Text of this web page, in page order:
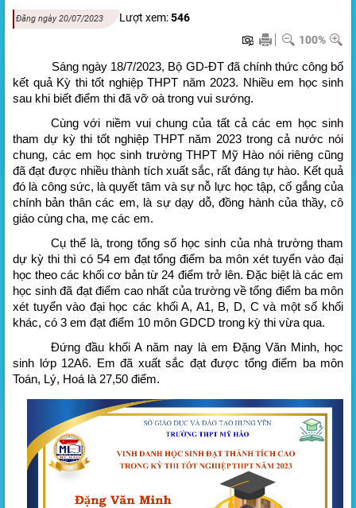
Đăng ngày 20/07/2023 Lượt xem:546
100%
Sáng ngày 18/7/2023, Bộ GD-ĐT đã chính thức công bố
kết quả Kỳ thi tốt nghiệp THPT năm 2023. Nhiều em học sinh
sau khi biết điểm thi đã vỡ oà trong vui sướng.
Cùng với niềm vui chung của tất cả các em học sinh
tham dự kỳ thi tốt nghiệp THPT năm 2023 trong cả nước nói
chung, các em học sinh trường THPT Mỹ Hào nói riêng cũng
đã đạt được nhiều thành tích xuất sắc, rất đáng tự hào. Kết quả
đó là công sức, là quyết tâm và sự nỗ lực học tập, cố gắng của
chính bản thân các em, là sự dạy dỗ, đồng hành của thầy, cô
giáo cùng cha, mẹ các em.
Cụ thể là, trong tổng số học sinh của nhà trường tham
dự kỳ thi thì có 54 em đạt tổng điểm ba môn xét tuyển vào đại
học theo các khối cơ bản từ 24 điểm trở lên. Đặc biệt là các em
học sinh đã đạt điểm cao nhất của trường về tổng điểm ba môn
xét tuyển vào đại học các khối A, A1, B, D, C và một số khối
khác, có 3 em đạt điểm 10 môn GDCD trong kỳ thi vừa qua.
Đứng đầu khối A năm nay là em Đặng Văn Minh, học
sinh lớp 12A6. Em đã xuất sắc đạt được tổng điểm ba môn
Toán, Lý, Hoá là 27,50 điểm.